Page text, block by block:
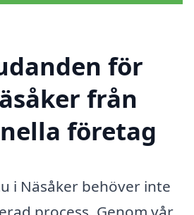
för
från
företag
i Näsåker behöver inte